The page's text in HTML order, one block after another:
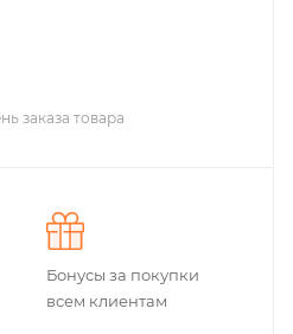
заказа товара
Бонусы за покупки
всем клиентам